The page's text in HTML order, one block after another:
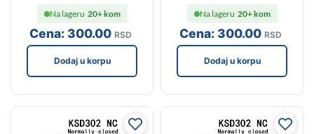
Cena:300.00 RSD
Na lageru 20+ kom
Dodaj u korpu
Cena:300.00 RSD
Na lageru 20+ kom
Dodaj u korpu